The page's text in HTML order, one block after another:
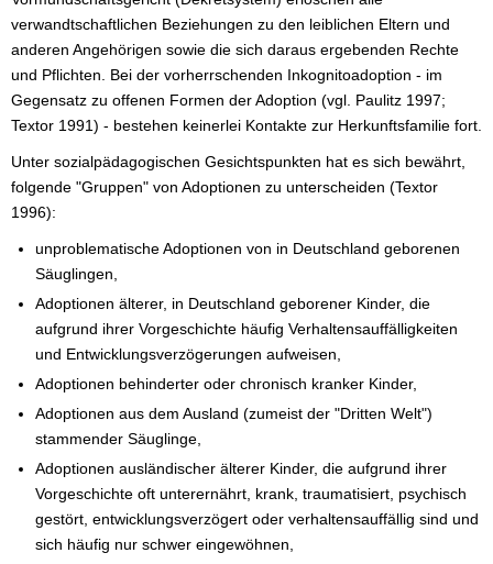
verwandtschaftlichen Beziehungen zu den leiblichen Eltern und
anderen Angehörigen sowie die sich daraus ergebenden Rechte
und Pflichten. Bei der vorherrschenden Inkognitoadoption - im
Gegensatz zu offenen Formen der Adoption (vgl. Paulitz 1997;
Textor 1991) - bestehen keinerlei Kontakte zur Herkunftsfamilie fort.
Unter sozialpädagogischen Gesichtspunkten hat es sich bewährt,
folgende "Gruppen" von Adoptionen zu unterscheiden (Textor
1996):
unproblematische Adoptionen von in Deutschland geborenen
Säuglingen,
Adoptionen älterer, in Deutschland geborener Kinder, die
aufgrund ihrer Vorgeschichte häufig Verhaltensauffälligkeiten
und Entwicklungsverzögerungen aufweisen,
Adoptionen behinderter oder chronisch kranker Kinder,
Adoptionen aus dem Ausland (zumeist der "Dritten Welt")
stammender Säuglinge,
Adoptionen ausländischer älterer Kinder, die aufgrund ihrer
Vorgeschichte oft unterernährt, krank, traumatisiert, psychisch
gestört, entwicklungsverzögert oder verhaltensauffällig sind und
sich häufig nur schwer eingewöhnen,